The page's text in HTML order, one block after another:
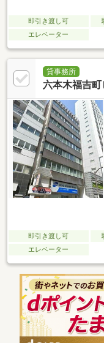
即引き渡し可
エレベーター
貸事務所
六本木福吉町
即引き渡し可
エレベーター